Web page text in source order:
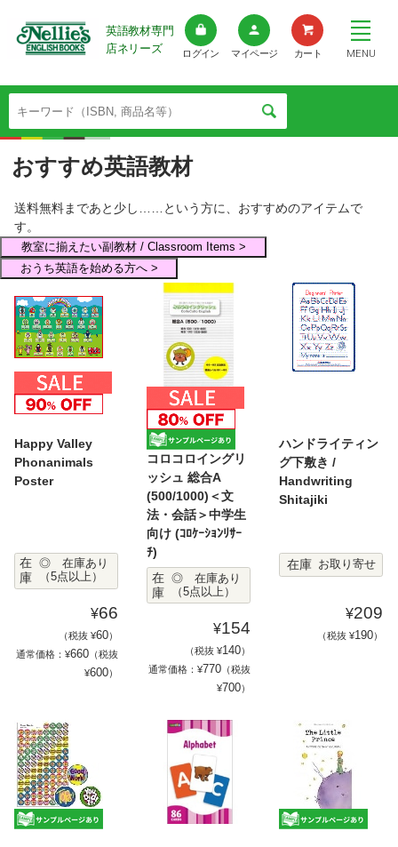
英語教材専門
店ネリーズ
ログイン マイページ カート MENU
おすすめ英語教材
送料無料まであと少し……という方に、おすすめのアイテムで
す。
教室に揃えたい副教材 / Classroom Items >
おうち英語を始める方へ >
Happy Valley
Phonanimals
Poster
在
庫
◎ 在庫あり
（5点以上）
¥66
（税抜 ¥60）
通常価格：¥660（税抜
¥600）
コロコロイングリ
ッシュ 総合A
(500/1000)＜文
法・会話＞中学生
向け (ｺﾛｹｰｼｮﾝﾘｻｰ
ﾁ)
在
庫
◎ 在庫あり
（5点以上）
¥154
（税抜 ¥140）
通常価格：¥770（税抜
¥700）
ハンドライティン
グ下敷き /
Handwriting
Shitajiki
在庫 お取り寄せ
¥209
（税抜 ¥190）